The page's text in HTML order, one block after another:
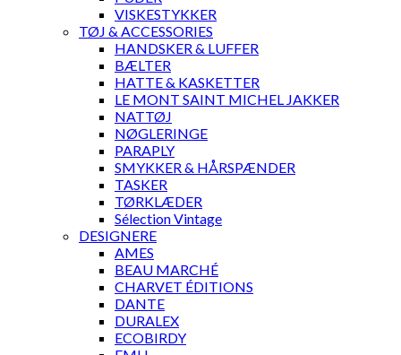
VISKESTYKKER
TØJ & ACCESSORIES
HANDSKER & LUFFER
BÆLTER
HATTE & KASKETTER
LE MONT SAINT MICHEL JAKKER
NATTØJ
NØGLERINGE
PARAPLY
SMYKKER & HÅRSPÆNDER
TASKER
TØRKLÆDER
Sélection Vintage
DESIGNERE
AMES
BEAU MARCHÉ
CHARVET ÉDITIONS
DANTE
DURALEX
ECOBIRDY